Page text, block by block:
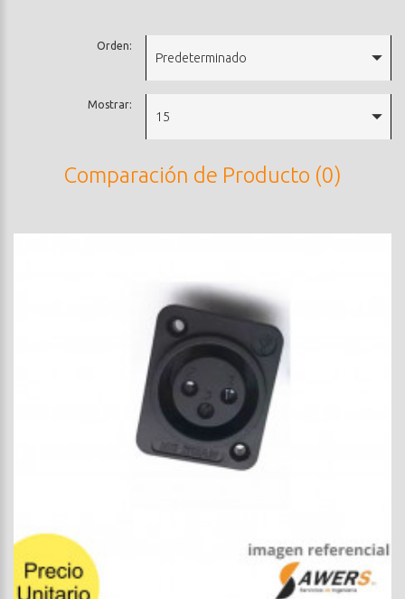
Orden:
Predeterminado
Mostrar:
15
Comparación de Producto (0)